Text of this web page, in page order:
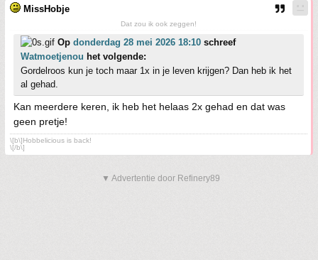
MissHobje
Dat zou ik ook zeggen!
Op donderdag 28 mei 2026 18:10 schreef
Watmoetjenou het volgende:
Gordelroos kun je toch maar 1x in je leven krijgen? Dan heb ik het
al gehad.
Kan meerdere keren, ik heb het helaas 2x gehad en dat was
geen pretje!
\[b\]Hobbelicious is back!
\[/b\]
▼ Advertentie door Refinery89